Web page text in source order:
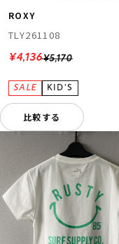
ROXY
TLY261108
¥5,170
¥4,136
比較する